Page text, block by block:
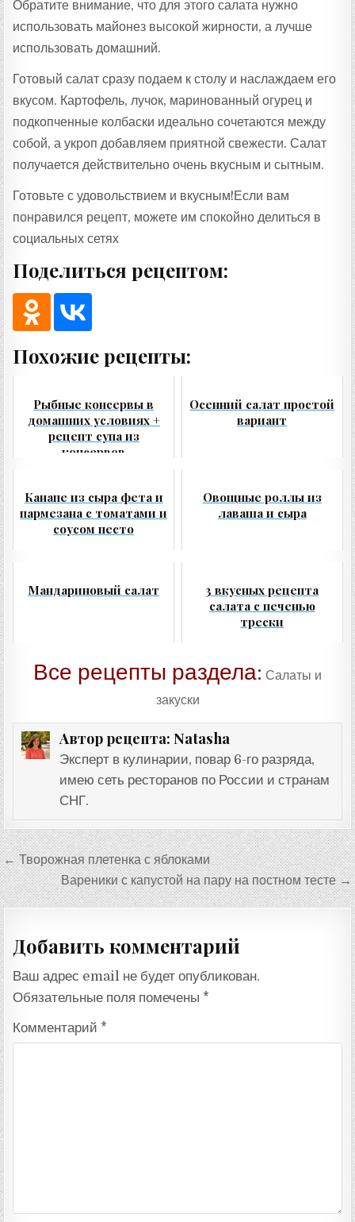
Обратите внимание, что для этого салата нужно
использовать майонез высокой жирности, а лучше
использовать домашний.
Готовый салат сразу подаем к столу и наслаждаем его
вкусом. Картофель, лучок, маринованный огурец и
подкопченные колбаски идеально сочетаются между
собой, а укроп добавляем приятной свежести. Салат
получается действительно очень вкусным и сытным.
Готовьте с удовольствием и вкусным!Если вам
понравился рецепт, можете им спокойно делиться в
социальных сетях
Поделиться рецептом:
Похожие рецепты:
Рыбные консервы в
домашних условиях +
рецепт супа из
консервов
Осенний салат простой
вариант
Канапе из сыра фета и
пармезана с томатами и
соусом песто
Овощные роллы из
лаваша и сыра
Мандариновый салат
3 вкусных рецепта
салата с печенью
трески
Все рецепты раздела: Салаты и
закуски
Автор рецепта: Natasha
Эксперт в кулинарии, повар 6-го разряда,
имею сеть ресторанов по России и странам
СНГ.
Навигация
по
записям
← Творожная плетенка с яблоками
Вареники с капустой на пару на постном тесте →
Добавить комментарий
Ваш адрес email не будет опубликован.
Обязательные поля помечены *
Комментарий *